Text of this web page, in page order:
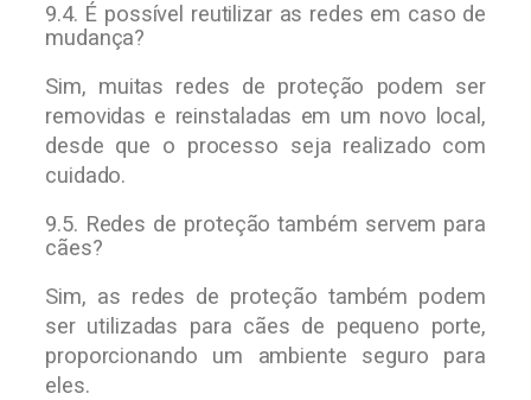
9.4. É possível reutilizar as redes em caso de
mudança?
Sim, muitas redes de proteção podem ser
removidas e reinstaladas em um novo local,
desde que o processo seja realizado com
cuidado.
9.5. Redes de proteção também servem para
cães?
Sim, as redes de proteção também podem
ser utilizadas para cães de pequeno porte,
proporcionando um ambiente seguro para
eles.